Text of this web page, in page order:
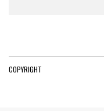
COPYRIGHT